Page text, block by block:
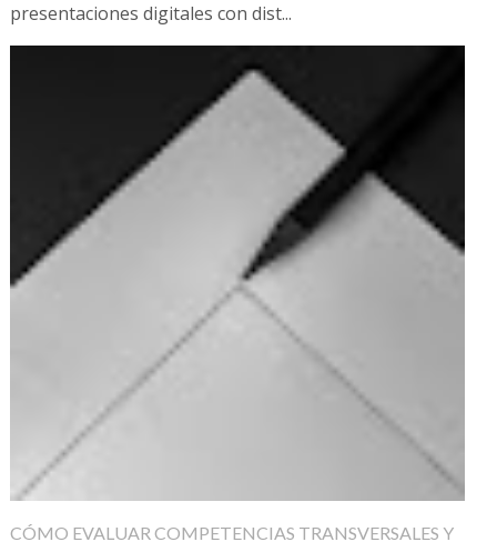
presentaciones digitales con dist...
CÓMO EVALUAR COMPETENCIAS TRANSVERSALES Y